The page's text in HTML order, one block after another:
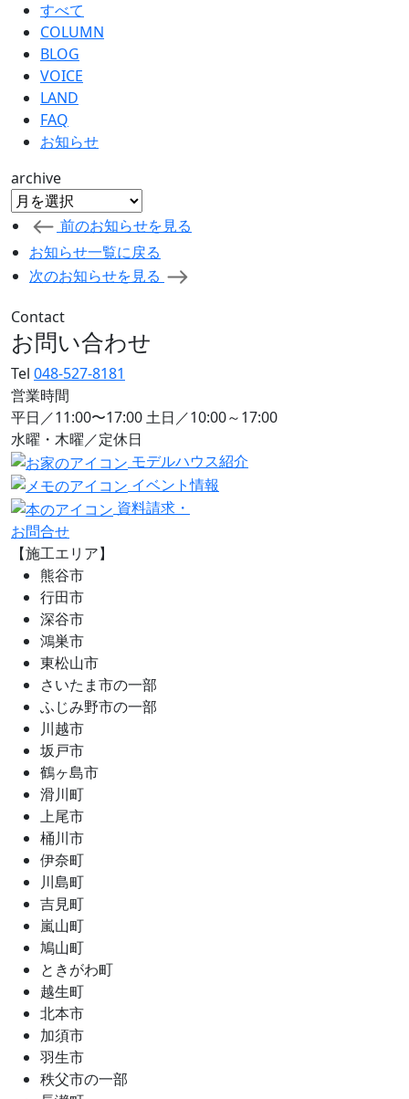
すべて
COLUMN
BLOG
VOICE
LAND
FAQ
お知らせ
archive
前のお知らせを見る
お知らせ一覧に戻る
次のお知らせを見る
Contact
お問い合わせ
Tel 048-527-8181
営業時間
平日／11:00〜17:00 土日／10:00～17:00
水曜・木曜／定休日
モデルハウス紹介
イベント情報
資料請求・
お問合せ
【施工エリア】
熊谷市
行田市
深谷市
鴻巣市
東松山市
さいたま市の一部
ふじみ野市の一部
川越市
坂戸市
鶴ヶ島市
滑川町
上尾市
桶川市
伊奈町
川島町
吉見町
嵐山町
鳩山町
ときがわ町
越生町
北本市
加須市
羽生市
秩父市の一部